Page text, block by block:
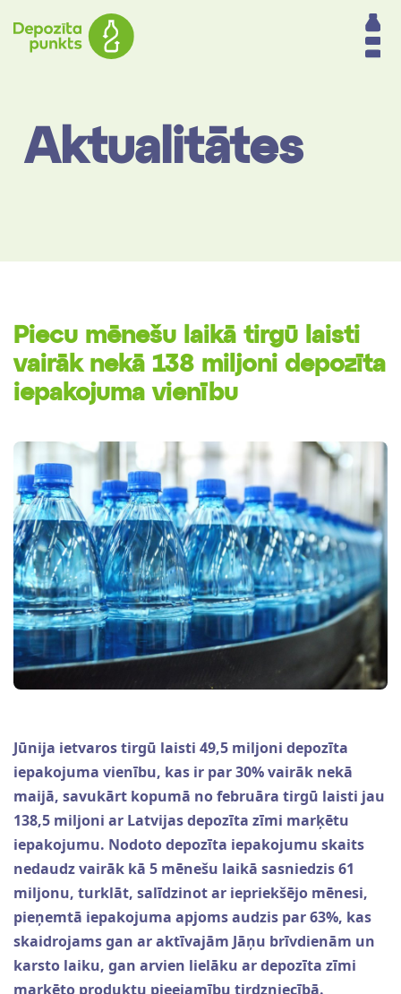
Aktualitātes
Piecu mēnešu laikā tirgū laisti
vairāk nekā 138 miljoni depozīta
iepakojuma vienību
Jūnija ietvaros tirgū laisti 49,5 miljoni depozīta
iepakojuma vienību, kas ir par 30% vairāk nekā
maijā, savukārt kopumā no februāra tirgū laisti jau
138,5 miljoni ar Latvijas depozīta zīmi marķētu
iepakojumu. Nodoto depozīta iepakojumu skaits
nedaudz vairāk kā 5 mēnešu laikā sasniedzis 61
miljonu, turklāt, salīdzinot ar iepriekšējo mēnesi,
pieņemtā iepakojuma apjoms audzis par 63%, kas
skaidrojams gan ar aktīvajām Jāņu brīvdienām un
karsto laiku, gan arvien lielāku ar depozīta zīmi
marķēto produktu pieejamību tirdzniecībā.